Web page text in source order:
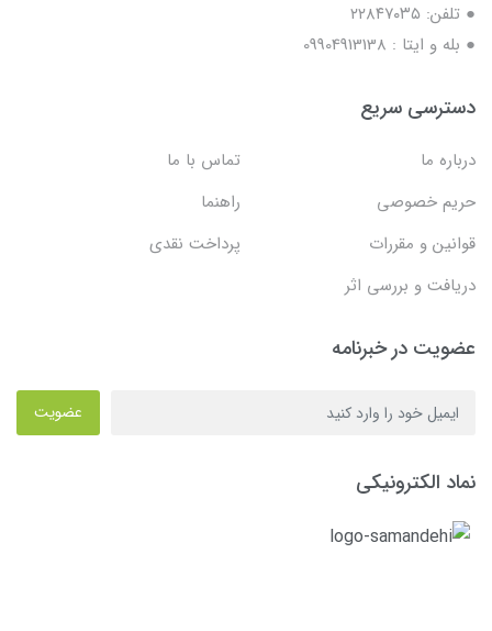
● تلفن: ٢٢٨۴٧۰۳۵
● بله و ایتا : 09904913138
دسترسی سریع
درباره ما
تماس با ما
حریم خصوصی
راهنما
قوانین و مقررات
پرداخت نقدی
دریافت و بررسی اثر
عضویت در خبرنامه
عضویت
نماد الکترونیکی